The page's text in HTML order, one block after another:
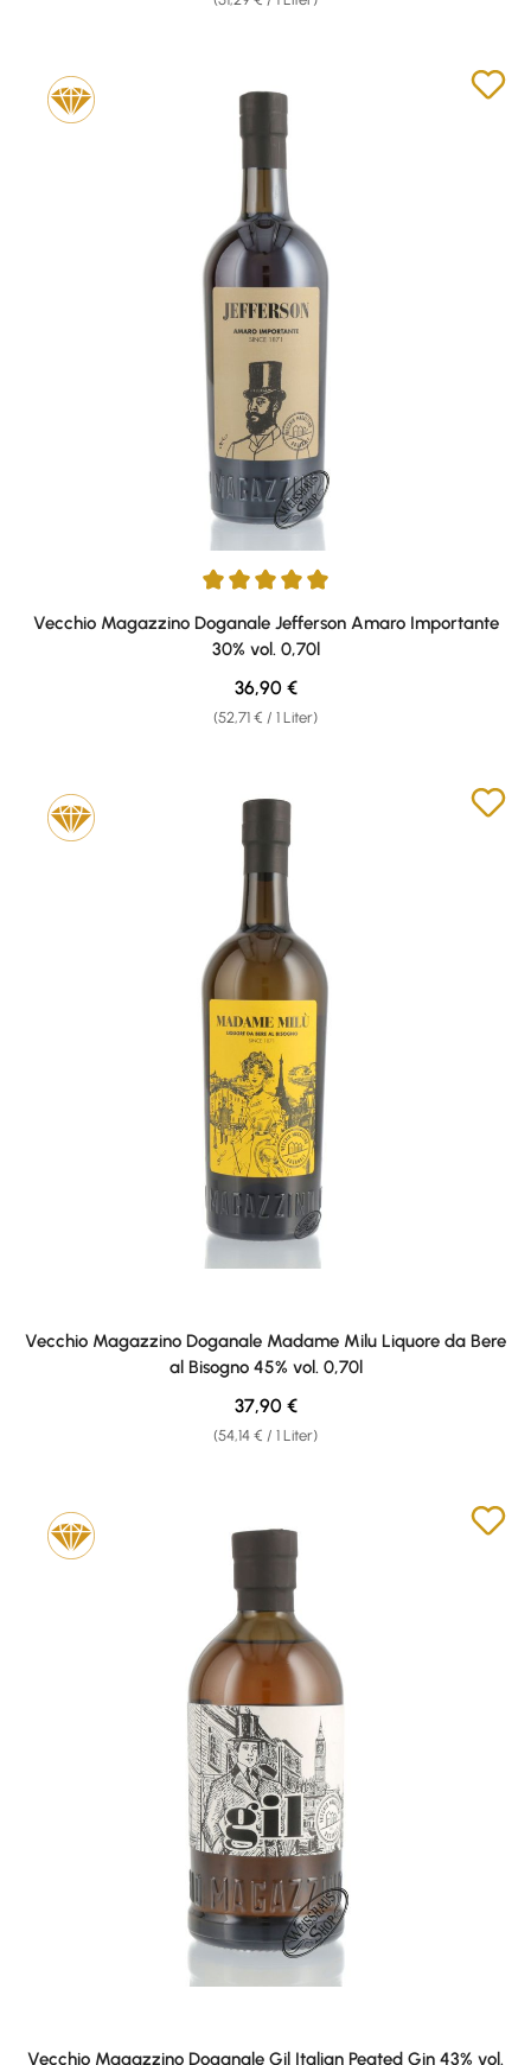
Durchschnittliche Bewertung von 5 von 5 Sternen
Vecchio Magazzino Doganale Jefferson Amaro Importante
30% vol. 0,70l
(52,71 € / 1 Liter)
Regulärer Preis:
36,90 €
Vecchio Magazzino Doganale Madame Milu Liquore da Bere
al Bisogno 45% vol. 0,70l
(54,14 € / 1 Liter)
Regulärer Preis:
37,90 €
Vecchio Magazzino Doganale Gil Italian Peated Gin 43% vol.